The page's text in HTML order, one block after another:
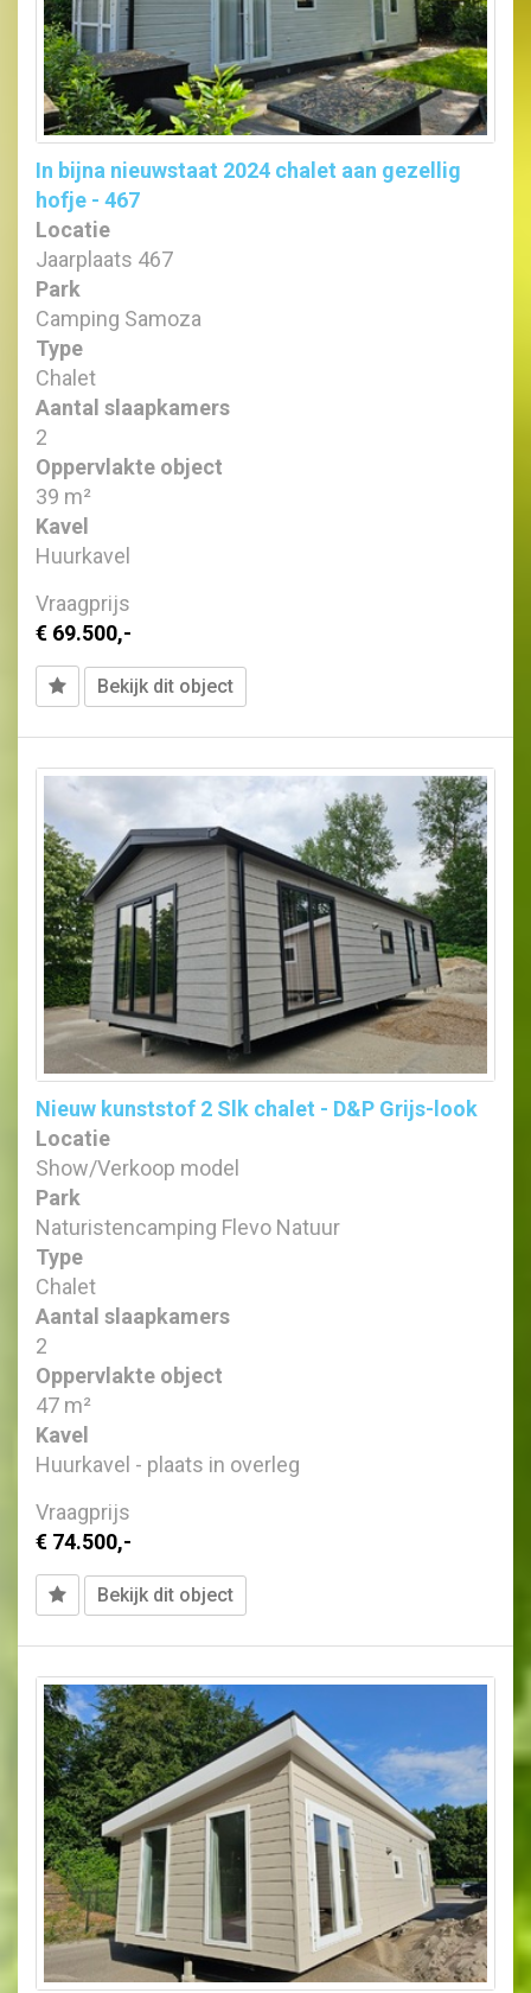
In bijna nieuwstaat 2024 chalet aan gezellig
hofje - 467
Locatie
Jaarplaats 467
Park
Camping Samoza
Type
Chalet
Aantal slaapkamers
2
Oppervlakte object
39 m²
Kavel
Huurkavel
Vraagprijs
€ 69.500,-
Bekijk dit object
Nieuw kunststof 2 Slk chalet - D&P Grijs-look
Locatie
Show/Verkoop model
Park
Naturistencamping Flevo Natuur
Type
Chalet
Aantal slaapkamers
2
Oppervlakte object
47 m²
Kavel
Huurkavel - plaats in overleg
Vraagprijs
€ 74.500,-
Bekijk dit object